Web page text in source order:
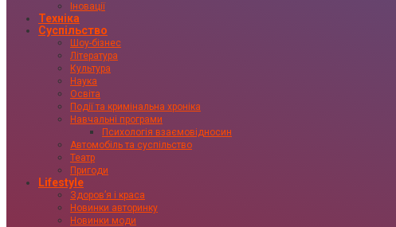
Іновації
Техніка
Суспільство
Шоу-бізнес
Література
Культура
Наука
Освіта
Події та кримінальна хроніка
Навчальні програми
Психологія взаємовідносин
Автомобіль та суспільство
Театр
Пригоди
Lifestyle
Здоровʼя і краса
Новинки авторинку
Новинки моди